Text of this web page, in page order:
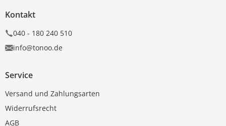
Kontakt
040 - 180 240 510
info@tonoo.de
Service
Versand und Zahlungsarten
Widerrufsrecht
AGB